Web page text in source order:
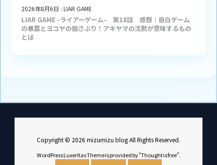
2026年8月6日 : LIAR GAME
LIAR GAME -ライアーゲーム- 第18話 感想｜自白ゲーム
の暴露とヨコヤの揺さぶり！アキヤマの沈黙が意味するもの
とは
Copyright © 2026 mizumizu blogAll Rights Reserved.
WordPress Luxeritas Theme is provided by "Thought is free".